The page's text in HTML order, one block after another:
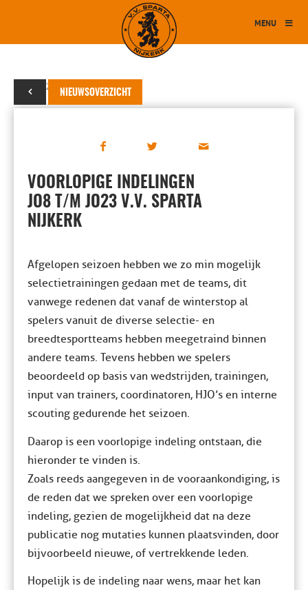
MENU
NIEUWSOVERZICHT
06 juni 2023
VOORLOPIGE INDELINGEN
JO8 T/M JO23 V.V. SPARTA
NIJKERK
Afgelopen seizoen hebben we zo min mogelijk
selectietrainingen gedaan met de teams, dit
vanwege redenen dat vanaf de winterstop al
spelers vanuit de diverse selectie- en
breedtesportteams hebben meegetraind binnen
andere teams. Tevens hebben we spelers
beoordeeld op basis van wedstrijden, trainingen,
input van trainers, coordinatoren, HJO’s en interne
scouting gedurende het seizoen.
Daarop is een voorlopige indeling ontstaan, die
hieronder te vinden is.
Zoals reeds aangegeven in de vooraankondiging, is
de reden dat we spreken over een voorlopige
indeling, gezien de mogelijkheid dat na deze
publicatie nog mutaties kunnen plaatsvinden, door
bijvoorbeeld nieuwe, of vertrekkende leden.
Hopelijk is de indeling naar wens, maar het kan